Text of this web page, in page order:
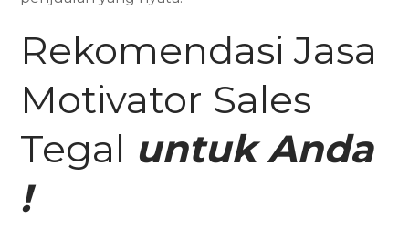
Rekomendasi Jasa
Motivator Sales
Tegal untuk Anda
!